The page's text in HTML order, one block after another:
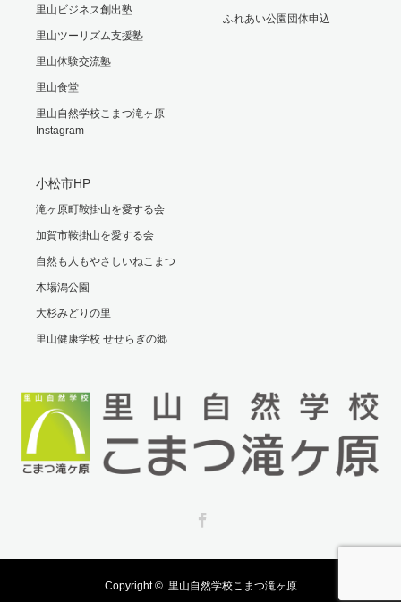
里山ビジネス創出塾
里山ツーリズム支援塾
里山体験交流塾
里山食堂
里山自然学校こまつ滝ヶ原
Instagram
ふれあい公園団体申込
小松市HP
滝ヶ原町鞍掛山を愛する会
加賀市鞍掛山を愛する会
自然も人もやさしいねこまつ
木場潟公園
大杉みどりの里
里山健康学校 せせらぎの郷
Copyright © 里山自然学校こまつ滝ヶ原